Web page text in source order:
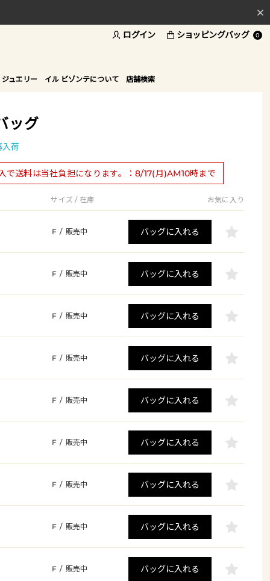
ログイン ショッピングバッグ 0
ュエリー イル ビゾンテについて 店舗検索
ッグ
入荷
で送料は当社負担になります。：8/17(月)AM10時まで
サイズ / 在庫 お気に入り
F / 販売中 バッグに入れる
F / 販売中 バッグに入れる
F / 販売中 バッグに入れる
F / 販売中 バッグに入れる
F / 販売中 バッグに入れる
F / 販売中 バッグに入れる
F / 販売中 バッグに入れる
F / 販売中 バッグに入れる
F / 販売中 バッグに入れる